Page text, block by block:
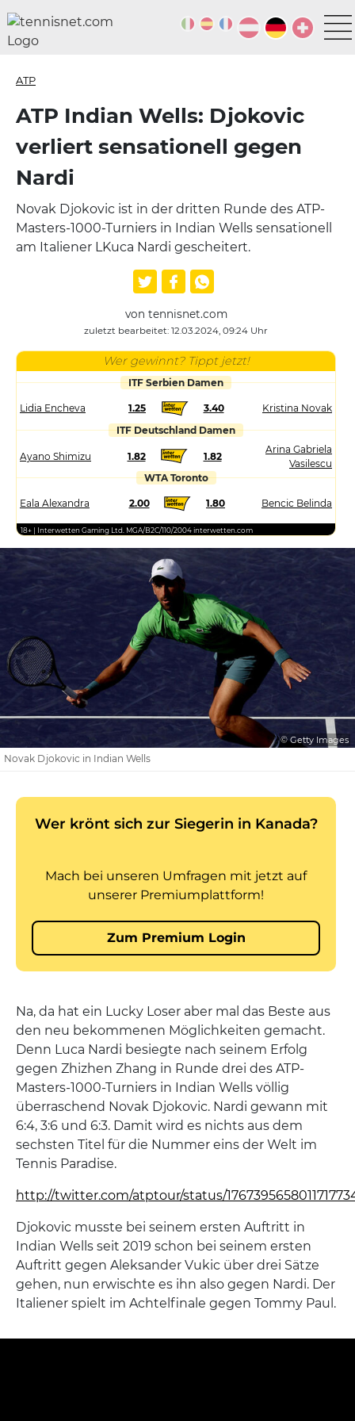
ATP
ATP Indian Wells: Djokovic
verliert sensationell gegen
Nardi
Novak Djokovic ist in der dritten Runde des ATP-
Masters-1000-Turniers in Indian Wells sensationell
am Italiener LKuca Nardi gescheitert.
von tennisnet.com
zuletzt bearbeitet: 12.03.2024, 09:24 Uhr
Wer gewinnt? Tippt jetzt!
ITF Serbien Damen
Lidia Encheva 1.25 3.40
Kristina Novak
ITF Deutschland Damen
Ayano Shimizu 1.82 1.82
Arina Gabriela
Vasilescu
WTA Toronto
Eala Alexandra 2.00 1.80 Bencic Belinda
18+ | Interwetten Gaming Ltd. MGA/B2C/110/2004 interwetten.com
© Getty Images
Novak Djokovic in Indian Wells
Na, da hat ein Lucky Loser aber mal das Beste aus
den neu bekommenen Möglichkeiten gemacht.
Denn Luca Nardi besiegte nach seinem Erfolg
gegen Zhizhen Zhang in Runde drei des ATP-
Masters-1000-Turniers in Indian Wells völlig
überraschend Novak Djokovic. Nardi gewann mit
6:4, 3:6 und 6:3. Damit wird es nichts aus dem
sechsten Titel für die Nummer eins der Welt im
Tennis Paradise.
http://twitter.com/atptour/status/
Djokovic musste bei seinem ersten Auftritt in
Indian Wells seit 2019 schon bei seinem ersten
Auftritt gegen Aleksander Vukic über drei Sätze
gehen, nun erwischte es ihn also gegen Nardi. Der
Italiener spielt im Achtelfinale gegen Tommy Paul.